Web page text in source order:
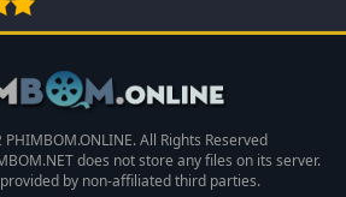
All Rights Reserved
does not store any files on its server.
by non-affiliated third parties.